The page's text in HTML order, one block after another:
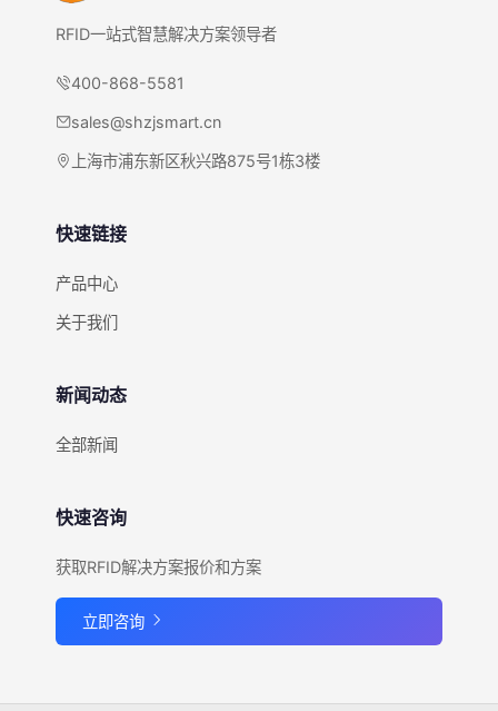
RFID一站式智慧解决方案领导者
400-868-5581
sales@shzjsmart.cn
上海市浦东新区秋兴路875号1栋3楼
快速链接
产品中心
关于我们
新闻动态
全部新闻
快速咨询
获取RFID解决方案报价和方案
立即咨询